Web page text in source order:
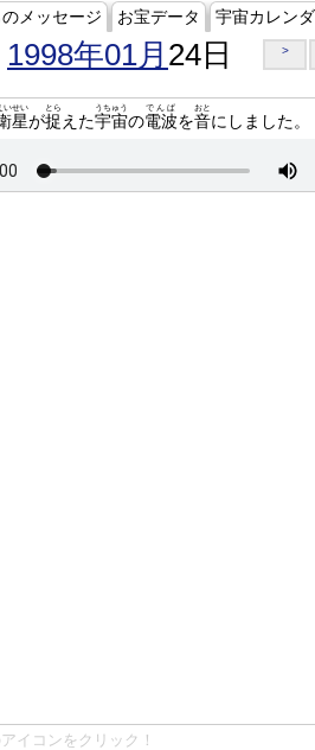
メッセージ お宝データ 宇宙カレン
1998年01月 24日 >
星
いせい
が捉
とら
えた宇宙
うちゅう
の電波
でんぱ
を音
おと
にしました。
イコンをクリック！